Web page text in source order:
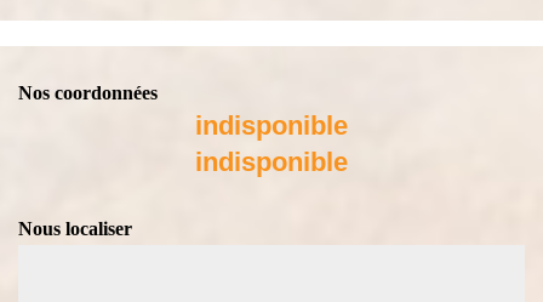
Nos coordonnées
indisponible
indisponible
Nous localiser